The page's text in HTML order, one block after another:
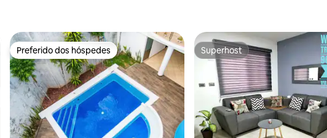
Preferido dos hóspedes
Preferido dos hóspedes Superhost
Superhost